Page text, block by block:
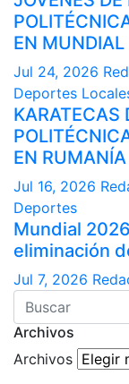
EN MUNDIAL
Jul 24, 2026
Deportes
KARATECAS
EN RUMANÍA
Jul 16, 2026
Deportes
Mundial
eliminación
Jul 7, 2026
Archivos
Archivos